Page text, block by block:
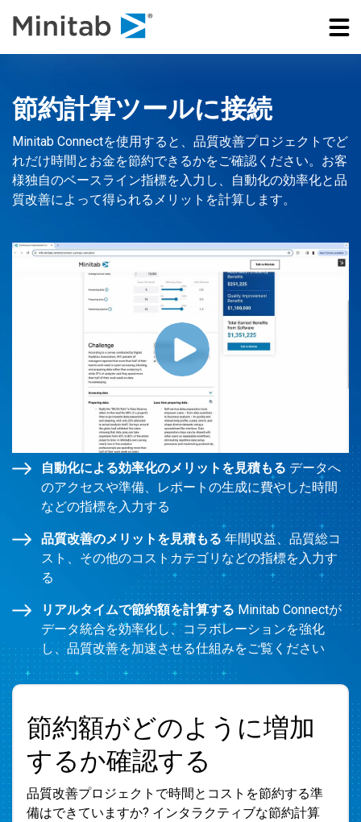
節約計算ツールに接続
Minitab Connectを使用すると、品質改善プロジェクトでど
れだけ時間とお金を節約できるかをご確認ください。お客
様独自のベースライン指標を入力し、自動化の効率化と品
質改善によって得られるメリットを計算します。
自動化による効率化のメリットを見積もる データへ
のアクセスや準備、レポートの生成に費やした時間
などの指標を入力する
品質改善のメリットを見積もる 年間収益、品質総コ
スト、その他のコストカテゴリなどの指標を入力す
る
リアルタイムで節約額を計算するMinitab Connectが
データ統合を効率化し、コラボレーションを強化
し、品質改善を加速させる仕組みをご覧ください
節約額がどのように増加
するか確認する
品質改善プロジェクトで時間とコストを節約する準
備はできていますか? インタラクティブな節約計算